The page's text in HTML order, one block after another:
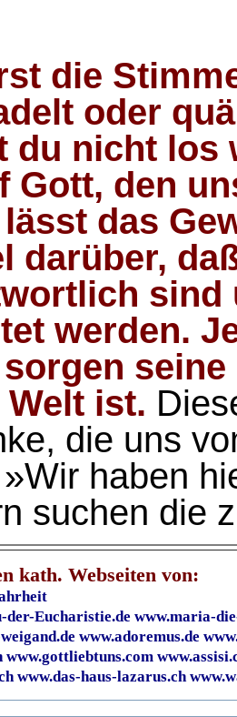
die
oder
du nicht los
Gott, den
lässt das
darüber,
sind
werden.
ist.
die uns
haben
suchen die
kath. Webseiten von:
der-Eucharistie.de www.maria-
www.adoremus.de
www.gottliebtuns.com
www.das-haus-lazarus.ch